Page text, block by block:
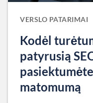
VERSLO PATARIMAI
Kodėl
patyrusią
matomumą